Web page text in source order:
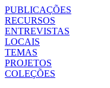
PUBLICAÇÕES
RECURSOS
ENTREVISTAS
LOCAIS
TEMAS
PROJETOS
COLEÇÕES